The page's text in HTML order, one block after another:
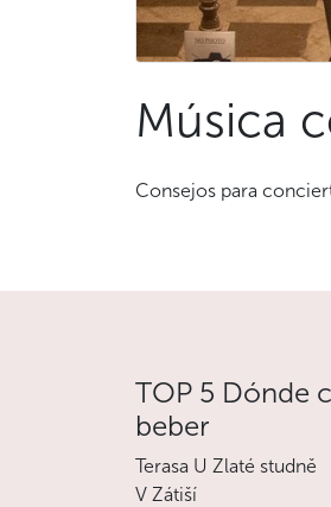
Música
Consejos para
TOP 5 Dónde
beber
Terasa U Zlaté studně
V Zátiší